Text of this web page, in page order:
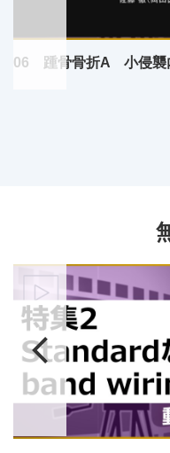
06 踵骨骨折A 小侵襲